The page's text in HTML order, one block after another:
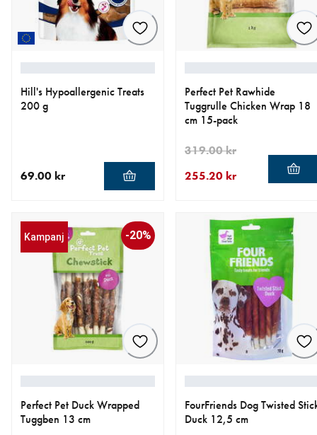
Hill's Hypoallergenic Treats
200 g
69.00 kr
Perfect Pet Rawhide
Tuggrulle Chicken Wrap 18
cm 15-pack
255.20 kr
319.00 kr
Kampanj -20%
Perfect Pet Duck Wrapped
Tuggben 13 cm
FourFriends Dog Twisted
Duck 12,5 cm